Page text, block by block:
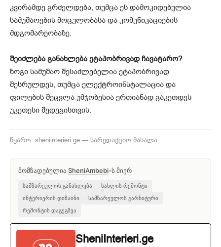
კვირამდე გრძელდება, თუმცა ეს დამოკიდებულია
სამუშაოების მოცულობასა და კომუნიკაციების
მდგომარეობაზე.
შეიძლება განახლება ეტაპობრივად ჩავატარო?
ზოგი სამუშაო შესაძლებელია ეტაპობრივად
შესრულდეს, თუმცა ელექტროინსტალაცია და
ფილების შეცვლა უმჯობესია ერთიანად გაკეთდეს
უკეთესი შედეგისთვის.
წყარო: sheniinterieri.ge — სარედაქციო მასალა
მომზადებულია SheniAmbebi-ს მიერ
სამზარეულოს განახლება
სახლის რემონტი
ინტერიერის დიზაინი
სამზარეულოს გარნიტური
რემონტის დაგეგმვა
SheniInterieri.ge